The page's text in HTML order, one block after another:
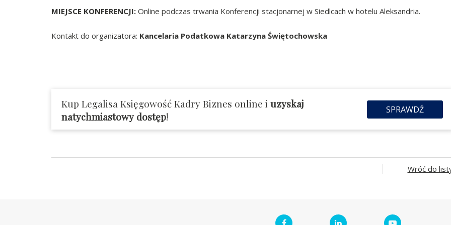
MIEJSCE KONFERENCJI: Online podczas trwania Konferencji stacjonarnej w Siedlcach w hotelu Aleksandria.
Kontakt do organizatora: Kancelaria Podatkowa Katarzyna Świętochowska
Kup Legalisa Księgowość Kadry Biznes online i uzyskaj
natychmiastowy dostęp!
SPRAWDŹ
Wróć do